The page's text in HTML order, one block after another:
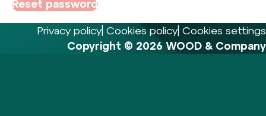
Reset password
Privacy policy Cookies policy Cookies settings
Copyright © 2026 WOOD & Company